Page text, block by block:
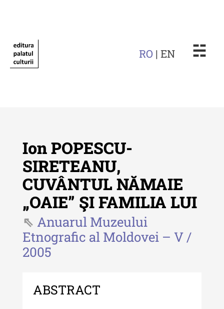
RO | EN ☵
Revista "Cercetări istorice"
Revista "Cercetări istorice" - XLIV
- 2025
Revista "Cercetări istorice" - XLIII
- 2024
Ion POPESCU-
SIRETEANU,
CUVÂNTUL NĂMAIE
„OAIE” ŞI FAMILIA LUI
Anuarul Muzeului
Etnografic al Moldovei – V /
2005
ABSTRACT